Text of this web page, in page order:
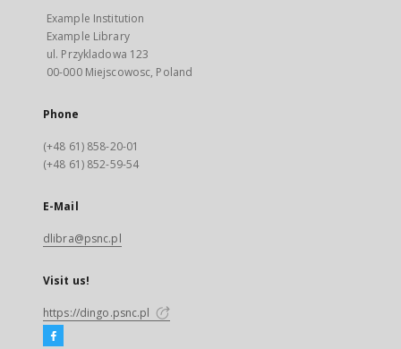
Example Institution
Example Library
ul. Przykladowa 123
00-000 Miejscowosc, Poland
Phone
(+48 61) 858-20-01
(+48 61) 852-59-54
E-Mail
dlibra@psnc.pl
Visit us!
https://dingo.psnc.pl